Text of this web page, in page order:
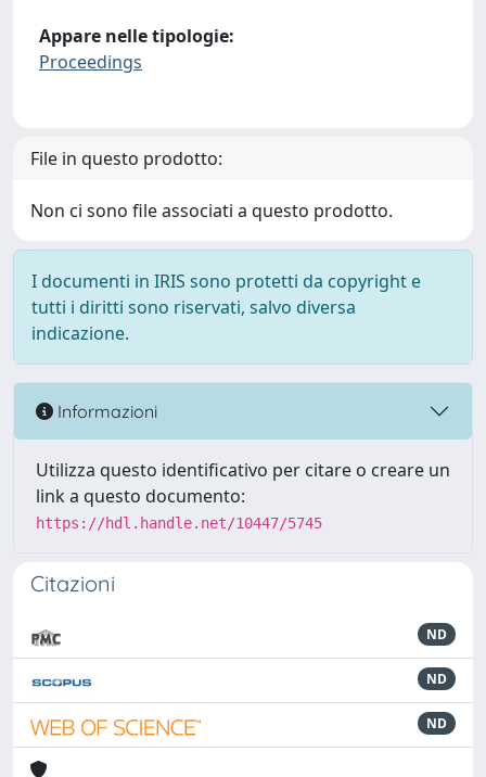
Appare nelle tipologie:
Proceedings
File in questo prodotto:
Non ci sono file associati a questo prodotto.
I documenti in IRIS sono protetti da copyright e
tutti i diritti sono riservati, salvo diversa
indicazione.
Informazioni
Utilizza questo identificativo per citare o creare un
link a questo documento:
https://hdl.handle.net/10447/5745
Citazioni
ND
ND
ND